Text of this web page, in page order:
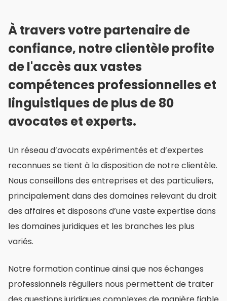
Équipe
À travers votre partenaire de
confiance, notre clientèle profite
de l'accès aux vastes
compétences professionnelles et
linguistiques de plus de 80
avocates et experts.
Un réseau d’avocats expérimentés et d’expertes
reconnues se tient à la disposition de notre clientèle.
Nous conseillons des entreprises et des particuliers,
principalement dans des domaines relevant du droit
des affaires et disposons d’une vaste expertise dans
les domaines juridiques et les branches les plus
variés.
Notre formation continue ainsi que nos échanges
professionnels réguliers nous permettent de traiter